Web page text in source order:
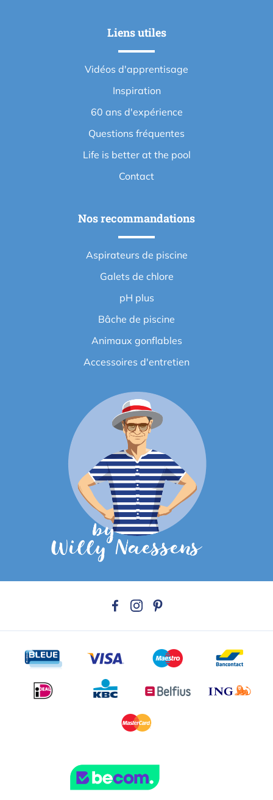
Liens utiles
Vidéos d'apprentisage
Inspiration
60 ans d'expérience
Questions fréquentes
Life is better at the pool
Contact
Nos recommandations
Aspirateurs de piscine
Galets de chlore
pH plus
Bâche de piscine
Animaux gonflables
Accessoires d'entretien